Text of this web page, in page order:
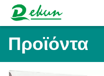
Προϊόντα